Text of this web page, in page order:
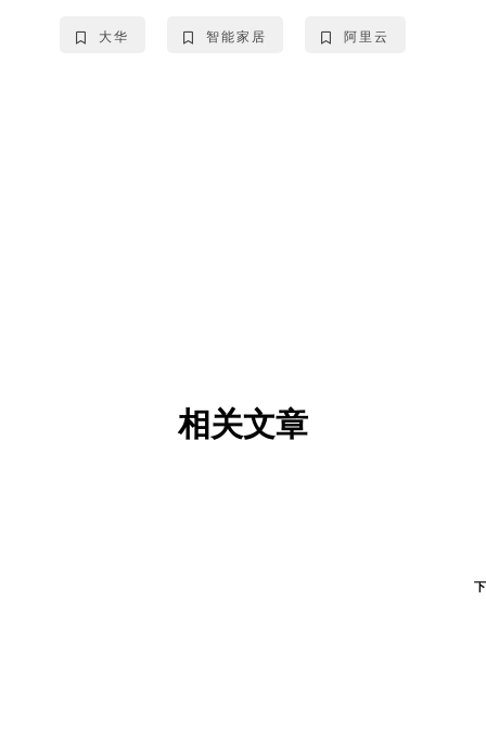
大华 智能家居 阿里云
相关文章